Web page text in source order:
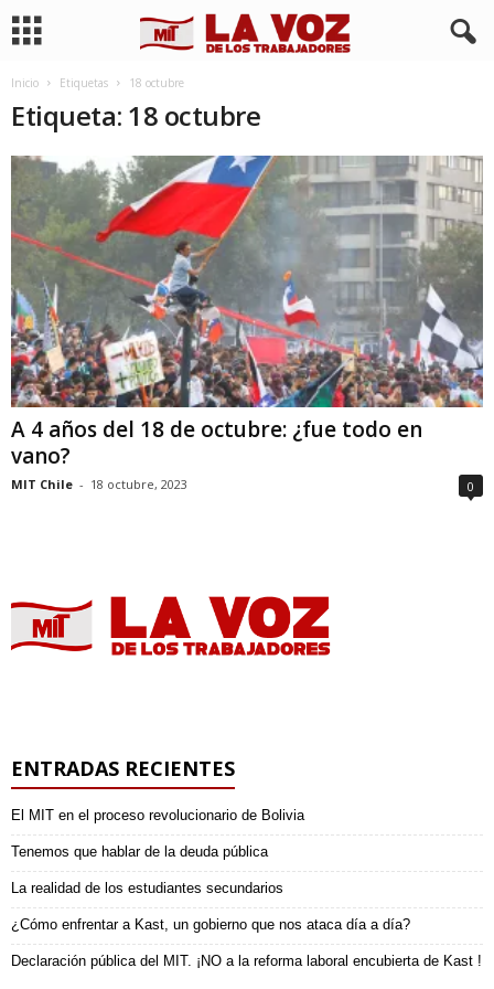
Inicio Etiquetas 18 octubre
Etiqueta: 18 octubre
A 4 años del 18 de octubre: ¿fue todo en
vano?
MIT Chile - 18 octubre, 2023 0
ENTRADAS RECIENTES
El MIT en el proceso revolucionario de Bolivia
Tenemos que hablar de la deuda pública
La realidad de los estudiantes secundarios
¿Cómo enfrentar a Kast, un gobierno que nos ataca día a día?
Declaración pública del MIT. ¡NO a la reforma laboral encubierta de Kast !